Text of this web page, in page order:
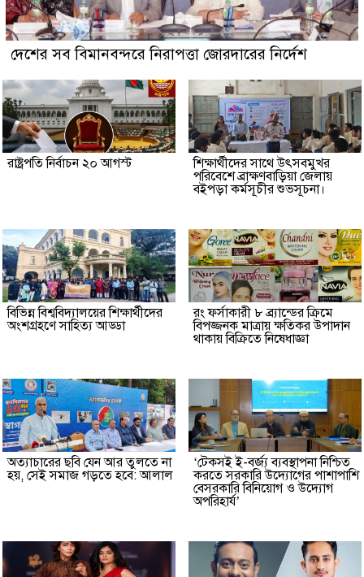
দেশের সব বিমানবন্দরে নিরাপত্তা জোরদারের নির্দেশ
রাষ্ট্রপতি নির্বাচন ২০ আগস্ট
শিক্ষার্থীদের সাথে উৎসবমুখর
পরিবেশে ব্রাক্ষণবাড়িয়া জেলায়
বইপড়া কর্মসূচীর শুভসূচনা।
বিভিন্ন বিশ্ববিদ্যালয়ের শিক্ষার্থীদের
অংশগ্রহণে সাহিত্য আড্ডা
রং ফর্সাকারী ৮ ব্র্যান্ডের ক্রিমে
বিপজ্জনক মাত্রায় ক্ষতিকর উপাদান
থাকায় বিক্রিতে নিষেধাজ্ঞা
অত্যাচারের ছবি যেন আর তুলতে না
হয়, সেই সমাজ গড়তে হবে: আলাল
‘টেকসই ই-বর্জ্য ব্যবস্থাপনা নিশ্চিত
করতে সরকারি উদ্যোগের পাশাপাশি
বেসরকারি বিনিয়োগ ও উদ্যোগ
অপরিহার্য’